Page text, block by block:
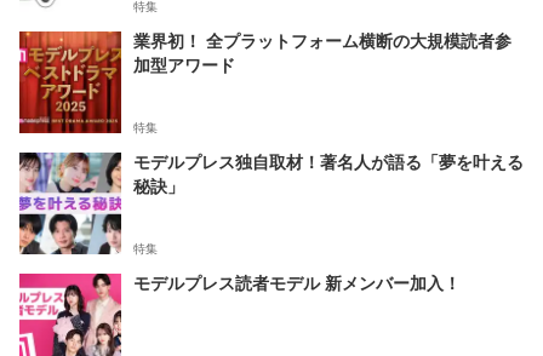
特集
業界初！ 全プラットフォーム横断の大規模読者参
加型アワード
特集
モデルプレス独自取材！著名人が語る「夢を叶える
秘訣」
特集
モデルプレス読者モデル 新メンバー加入！